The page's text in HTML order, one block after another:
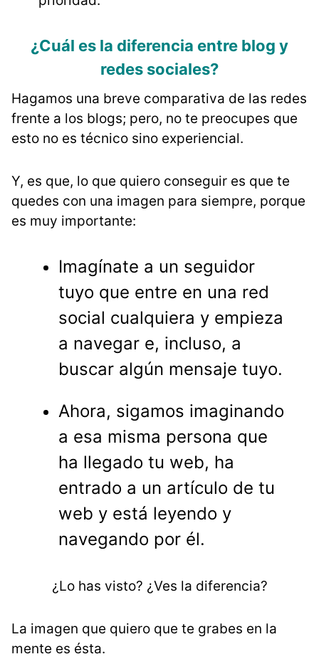
¿Cuál es la diferencia entre blog y
redes sociales?
Hagamos una breve comparativa de las redes
frente a los blogs; pero, no te preocupes que
esto no es técnico sino experiencial.
Y, es que, lo que quiero conseguir es que te
quedes con una imagen para siempre, porque
es muy importante:
Imagínate a un seguidor
tuyo que entre en una red
social cualquiera y empieza
a navegar e, incluso, a
buscar algún mensaje tuyo.
Ahora, sigamos imaginando
a esa misma persona que
ha llegado tu web, ha
entrado a un artículo de tu
web y está leyendo y
navegando por él.
¿Lo has visto? ¿Ves la diferencia?
La imagen que quiero que te grabes en la
mente es ésta.